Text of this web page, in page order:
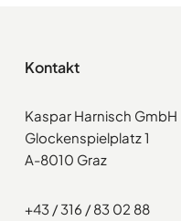
Kontakt
Kaspar Harnisch GmbH
Glockenspielplatz 1
A-8010 Graz
+43 / 316 / 83 02 88